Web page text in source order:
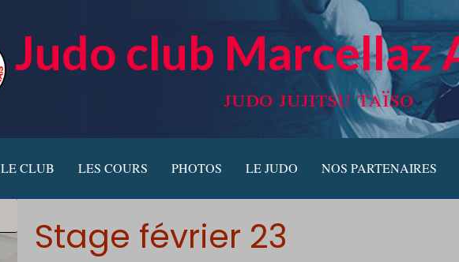
Judo club Marcellaz
judo jujitsu taïso
LE CLUB LES COURS PHOTOS LE JUDO NOS PARTENAIRES
Stage février 23